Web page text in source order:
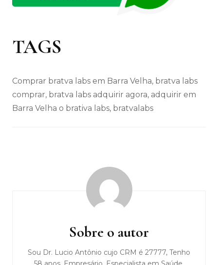
TAGS
Comprar bratva labs em Barra Velha, bratva labs
comprar, bratva labs adquirir agora, adquirir em
Barra Velha o brativa labs, bratvalabs
Sobre o autor
Sou Dr. Lucio Antônio cujo CRM é 27777, Tenho